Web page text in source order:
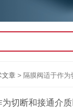
文章> 隔膜阀适于作为切断
为切断和接通介